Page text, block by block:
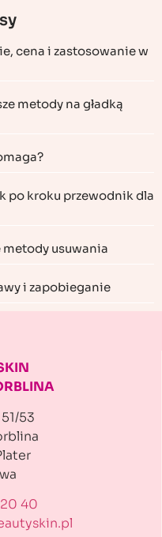
cena i zastosowanie w
metody na gładką
po kroku przewodnik dla
usuwania
i zapobieganie
53
40